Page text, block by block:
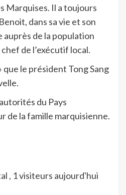
Marquises. Il a toujours
dans sa vie et son
de la population
de l’exécutif local.
que le président Tong Sang
du Pays
de la famille marquisienne.
, 1 visiteurs aujourd'hui